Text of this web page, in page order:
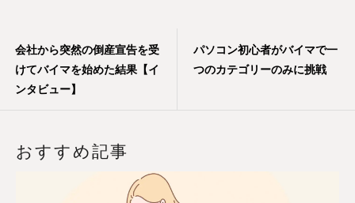
会社から突然の倒産宣告を受
けてバイマを始めた結果【イ
ンタビュー】
パソコン初心者がバイマで一
つのカテゴリーのみに挑戦
おすすめ記事